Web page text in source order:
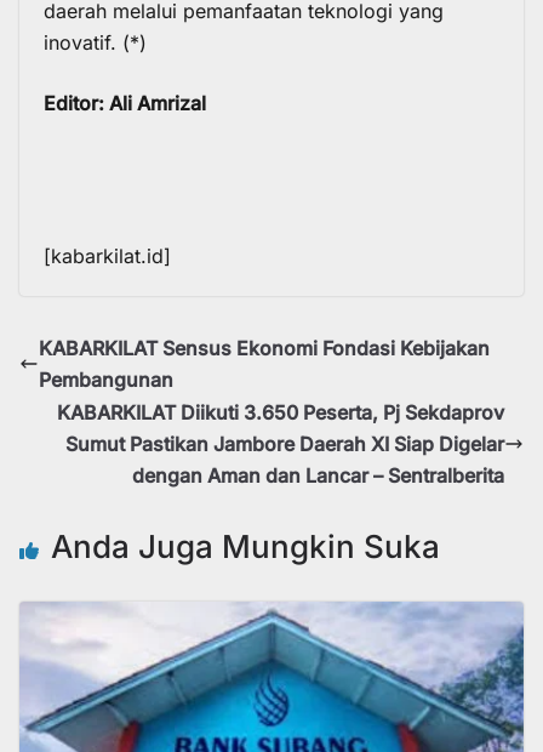
daerah melalui pemanfaatan teknologi yang
inovatif. (*)
Editor: Ali Amrizal
[kabarkilat.id]
KABARKILAT Sensus Ekonomi Fondasi Kebijakan
Pembangunan
KABARKILAT Diikuti 3.650 Peserta, Pj Sekdaprov
Sumut Pastikan Jambore Daerah XI Siap Digelar
dengan Aman dan Lancar – Sentralberita
Anda Juga Mungkin Suka